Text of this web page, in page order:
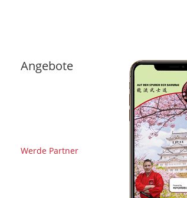
Angebote
Werde Partner